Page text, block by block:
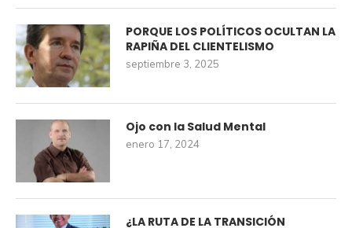
PORQUE LOS POLÍTICOS OCULTAN LA
RAPIÑA DEL CLIENTELISMO
septiembre 3, 2025
Ojo con la Salud Mental
enero 17, 2024
¿LA RUTA DE LA TRANSICIÓN